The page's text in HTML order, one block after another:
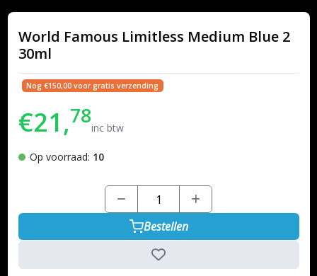
World Famous Limitless Medium Blue 2
30ml
Nog €150,00 voor gratis verzending
€21,78inc btw
Op voorraad: 10
Bestellen